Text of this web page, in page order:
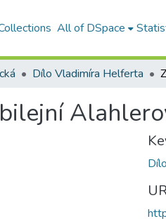
All of DSpace
Dílo Vladimíra Helferta